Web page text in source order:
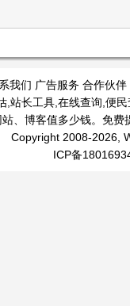
我们 广告服务 合作伙伴
, 站长工具, 在线查询 便民
、博客值多少钱。免
Copyright 2008-2026,
ICP备